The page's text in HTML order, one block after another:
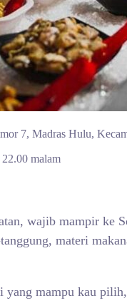
7, Madras Hulu,
malam
wajib mampir ke
materi
yang mampu kau